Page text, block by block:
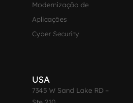
Modernização de
Aplicações
Cyber Security
USA
7345 W Sand Lake RD –